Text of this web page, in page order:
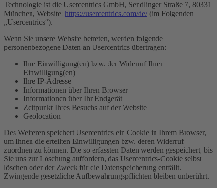
Technologie ist die Usercentrics GmbH, Sendlinger Straße 7, 80331
München, Website: https://usercentrics.com/de/ (im Folgenden
„Usercentrics“).
Wenn Sie unsere Website betreten, werden folgende
personenbezogene Daten an Usercentrics übertragen:
Ihre Einwilligung(en) bzw. der Widerruf Ihrer
Einwilligung(en)
Ihre IP-Adresse
Informationen über Ihren Browser
Informationen über Ihr Endgerät
Zeitpunkt Ihres Besuchs auf der Website
Geolocation
Des Weiteren speichert Usercentrics ein Cookie in Ihrem Browser,
um Ihnen die erteilten Einwilligungen bzw. deren Widerruf
zuordnen zu können. Die so erfassten Daten werden gespeichert, bis
Sie uns zur Löschung auffordern, das Usercentrics-Cookie selbst
löschen oder der Zweck für die Datenspeicherung entfällt.
Zwingende gesetzliche Aufbewahrungspflichten bleiben unberührt.